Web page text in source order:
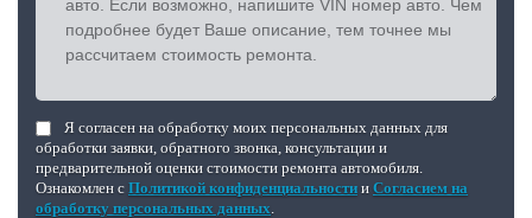
Я согласен на обработку моих персональных данных для
обработки заявки, обратного звонка, консультации и
предварительной оценки стоимости ремонта автомобиля.
Ознакомлен с Политикой конфиденциальности и Согласием на
обработку персональных данных.